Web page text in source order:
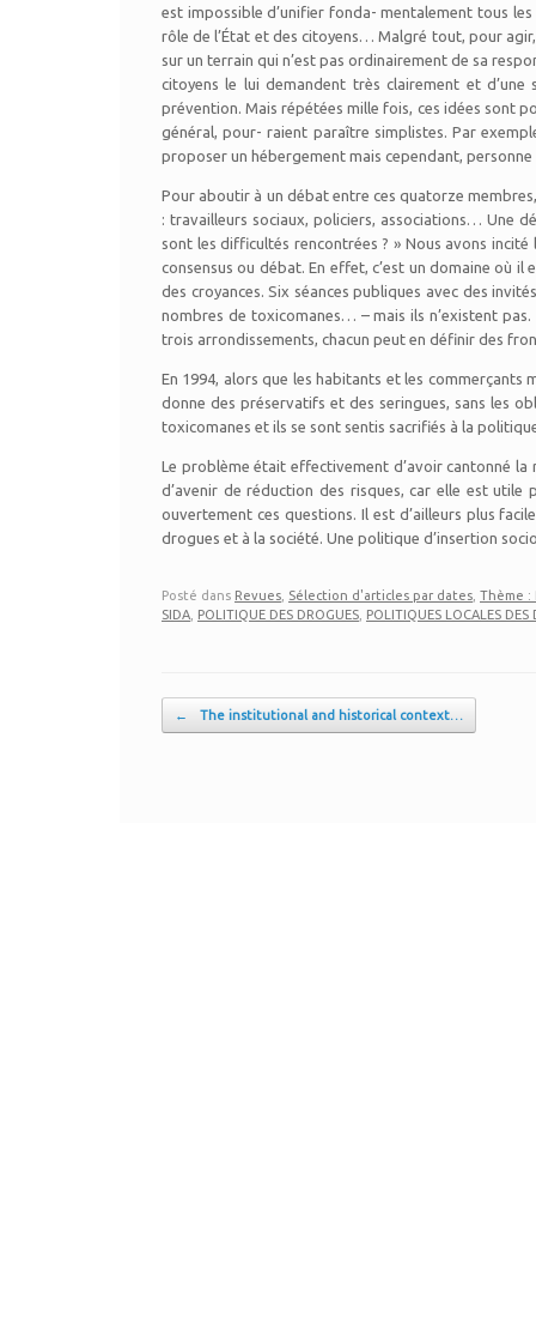
est impossible d’unifier fonda- mentalement tous
rôle de l’État et des citoyens… Malgré tout, pour
sur un terrain qui n’est pas ordinairement de sa
citoyens le lui demandent très clairement et
prévention. Mais répétées mille fois, ces idées sont
général, pour- raient paraître simplistes. Par
proposer un hébergement mais cependant,
Pour aboutir à un débat entre ces quatorze
: travailleurs sociaux, policiers, associations… Une
sont les difficultés rencontrées ? » Nous avons
consensus ou débat. En effet, c’est un domaine où
des croyances. Six séances publiques avec des
nombres de toxicomanes… – mais ils n’existent
trois arrondissements, chacun peut en définir des
En 1994, alors que les habitants et les
donne des préservatifs et des seringues, sans les
toxicomanes et ils se sont sentis sacrifiés à la
Le problème était effectivement d’avoir cantonné
d’avenir de réduction des risques, car elle est utile
ouvertement ces questions. Il est d’ailleurs plus
drogues et à la société. Une politique d’insertion
Posté dans Revues Sélection d'articles par dates Thème :
SIDA POLITIQUE DES DROGUES POLITIQUES LOCALES DES
Post navigation
← The institutional and historical context…